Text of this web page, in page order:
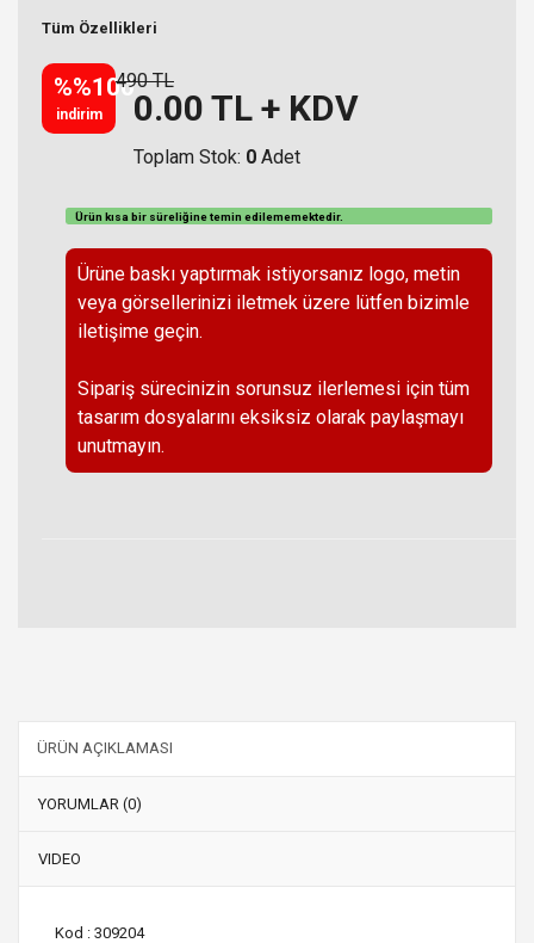
Tüm Özellikleri
%%100
indirim
490 TL
0.00 TL + KDV
Toplam Stok: 0 Adet
Ürün kısa bir süreliğine temin edilememektedir.
Ürüne baskı yaptırmak istiyorsanız logo, metin
veya görsellerinizi iletmek üzere lütfen bizimle
iletişime geçin.
Sipariş sürecinizin sorunsuz ilerlemesi için tüm
tasarım dosyalarını eksiksiz olarak paylaşmayı
unutmayın.
ÜRÜN AÇIKLAMASI
YORUMLAR (0)
VIDEO
Kod : 309204